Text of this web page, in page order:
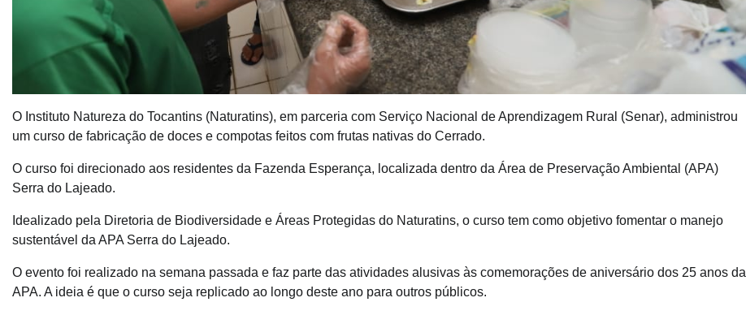
O Instituto Natureza do Tocantins (Naturatins), em parceria com Serviço Nacional de Aprendizagem Rural (Senar), administrou
um curso de fabricação de doces e compotas feitos com frutas nativas do Cerrado.
O curso foi direcionado aos residentes da Fazenda Esperança, localizada dentro da Área de Preservação Ambiental (APA)
Serra do Lajeado.
Idealizado pela Diretoria de Biodiversidade e Áreas Protegidas do Naturatins, o curso tem como objetivo fomentar o manejo
sustentável da APA Serra do Lajeado.
O evento foi realizado na semana passada e faz parte das atividades alusivas às comemorações de aniversário dos 25 anos da
APA. A ideia é que o curso seja replicado ao longo deste ano para outros públicos.